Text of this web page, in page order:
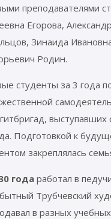
преподавателями
Егорова,
Зинаида
Родин.
студенты за 3 года
Подготовкой к
закреплялась
годаработал в
Трубчевский
в разных